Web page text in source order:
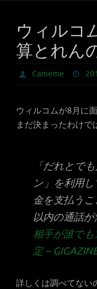
ウィルコ
算とれん
Cameme
ウィルコムが8月に
まだ決まったわけで
「だれとで
ン 」を利用
金を支払う
以内の通話が
相手が誰で
定 –
詳しくは調べてない